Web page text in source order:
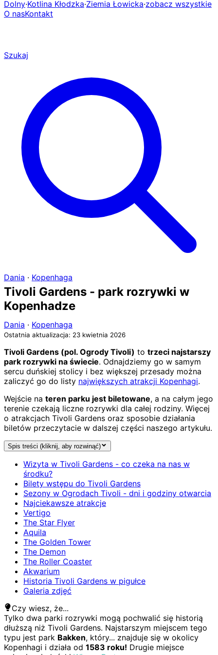
Dolny·Kotlina Kłodzka·Ziemia Łowicka·zobacz wszystkie
O nasKontakt
Szukaj
Dania · Kopenhaga
Tivoli Gardens - park rozrywki w
Kopenhadze
Dania · Kopenhaga
Ostatnia aktualizacja: 23 kwietnia 2026
Tivoli Gardens (pol. Ogrody Tivoli) to trzeci najstarszy
park rozrywki na świecie. Odnajdziemy go w samym
sercu duńskiej stolicy i bez większej przesady można
zaliczyć go do listy największych atrakcji Kopenhagi.
Wejście na teren parku jest biletowane, a na całym jego
terenie czekają liczne rozrywki dla całej rodziny. Więcej
o atrakcjach Tivoli Gardens oraz sposobie działania
biletów przeczytacie w dalszej części naszego artykułu.
Spis treści (kliknij, aby rozwinąć)
Wizyta w Tivoli Gardens - co czeka na nas w
środku?
Bilety wstępu do Tivoli Gardens
Sezony w Ogrodach Tivoli - dni i godziny otwarcia
Najciekawsze atrakcje
Vertigo
The Star Flyer
Aquila
The Golden Tower
The Demon
The Roller Coaster
Akwarium
Historia Tivoli Gardens w pigułce
Galeria zdjęć
Czy wiesz, że...
Tylko dwa parki rozrywki mogą pochwalić się historią
dłuższą niż Tivoli Gardens. Najstarszym miejscem tego
typu jest park Bakken, który... znajduje się w okolicy
Kopenhagi i działa od 1583 roku! Drugie miejsce